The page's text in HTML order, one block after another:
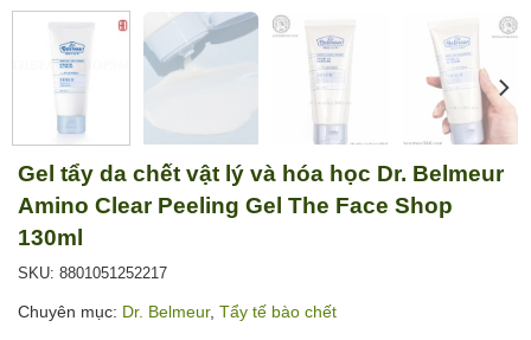
Gel tẩy da chết vật lý và hóa học Dr. Belmeur
Amino Clear Peeling Gel The Face Shop
130ml
SKU: 8801051252217
Chuyên mục: Dr. Belmeur, Tẩy tế bào chết